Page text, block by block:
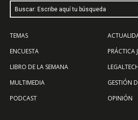
Buscar: Escribe aquí tu búsqueda
TEMAS
ENCUESTA
LIBRO DE LA SEMANA
MULTIMEDIA
PODCAST
PRÁCTICA
GESTIÓN
OPINIÓN